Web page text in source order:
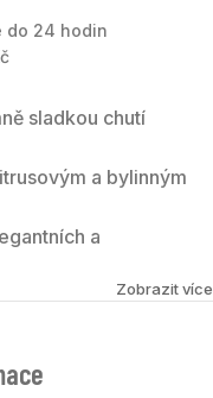
do 24 hodin
sladkou chutí
a bylinným
a
ledový čaj
svěžestí a
Zobrazit více